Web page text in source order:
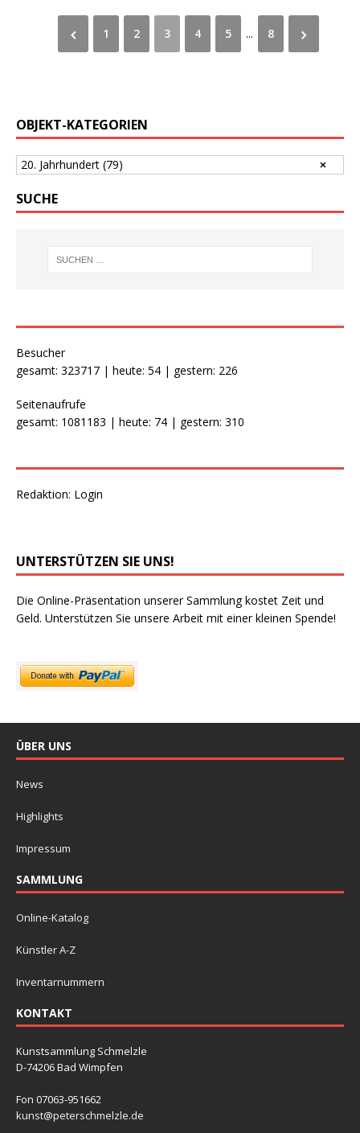
1 2 3 4 5 ... 8
OBJEKT-KATEGORIEN
20. Jahrhundert (79)
SUCHE
Besucher
gesamt: 323717 | heute: 54 | gestern: 226
Seitenaufrufe
gesamt: 1081183 | heute: 74 | gestern: 310
Redaktion: Login
UNTERSTÜTZEN SIE UNS!
Die Online-Präsentation unserer Sammlung kostet Zeit und
Geld. Unterstützen Sie unsere Arbeit mit einer kleinen Spende!
ÜBER UNS
News
Highlights
Impressum
SAMMLUNG
Online-Katalog
Künstler A-Z
Inventarnummern
KONTAKT
Kunstsammlung Schmelzle
D-74206 Bad Wimpfen
Fon 07063-951662
kunst@peterschmelzle.de